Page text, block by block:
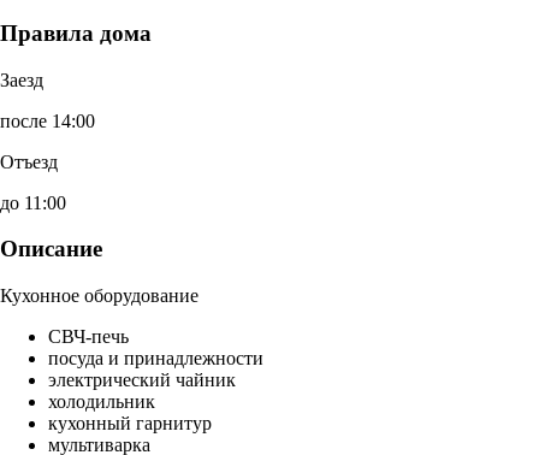
Правила дома
Заезд
после 14:00
Отъезд
до 11:00
Описание
Кухонное оборудование
СВЧ-печь
посуда и принадлежности
электрический чайник
холодильник
кухонный гарнитур
мультиварка